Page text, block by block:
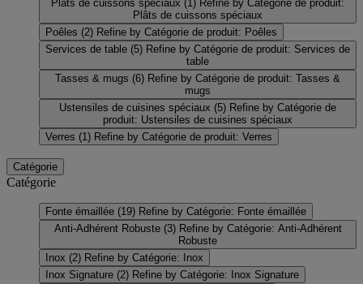
Plâts de cuissons spéciaux (1) Refine by Catégorie de produit:
Plâts de cuissons spéciaux
Poêles (2) Refine by Catégorie de produit: Poêles
Services de table (5) Refine by Catégorie de produit: Services de
table
Tasses & mugs (6) Refine by Catégorie de produit: Tasses &
mugs
Ustensiles de cuisines spéciaux (5) Refine by Catégorie de
produit: Ustensiles de cuisines spéciaux
Verres (1) Refine by Catégorie de produit: Verres
Catégorie
Catégorie
Fonte émaillée (19) Refine by Catégorie: Fonte émaillée
Anti-Adhérent Robuste (3) Refine by Catégorie: Anti-Adhérent
Robuste
Inox (2) Refine by Catégorie: Inox
Inox Signature (2) Refine by Catégorie: Inox Signature